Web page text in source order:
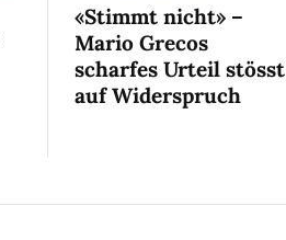
«Stimmt nicht» –
Mario Grecos
scharfes Urteil stösst
auf Widerspruch